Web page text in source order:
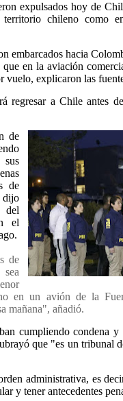
expulsados hoy de
chileno como
embarcados hacia
en la aviación
vuelo, explicaron las
regresar a Chile antes
de
de
dijo
del
el
de
en un avión de la
mañana", añadió.
cumpliendo condena
que "es un tribunal
administrativa, es
y tener antecedentes